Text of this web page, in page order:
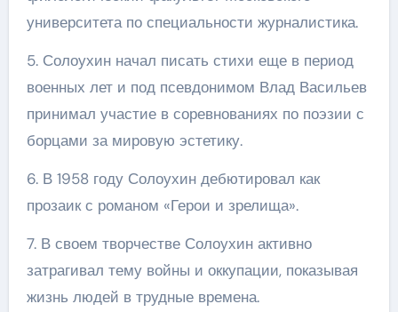
университета по специальности журналистика.
5. Солоухин начал писать стихи еще в период
военных лет и под псевдонимом Влад Васильев
принимал участие в соревнованиях по поэзии с
борцами за мировую эстетику.
6. В 1958 году Солоухин дебютировал как
прозаик с романом «Герои и зрелища».
7. В своем творчестве Солоухин активно
затрагивал тему войны и оккупации, показывая
жизнь людей в трудные времена.